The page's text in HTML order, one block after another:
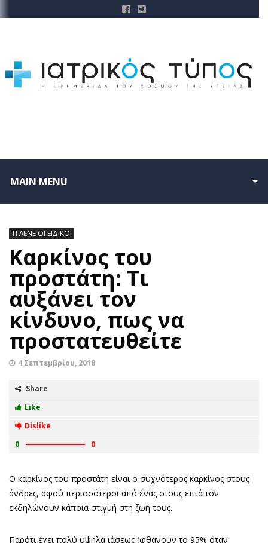
MAIN MENU
ΤΙ ΛΕΝΕ ΟΙ ΕΙΔΙΚΟΙ
Καρκίνος του
προστάτη: Τι
αυξάνει τον
κίνδυνο, πως να
προστατευθείτε
4 Σεπτεμβρίου, 2018
Share
Like
Dislike
0
0
Ο καρκίνος του προστάτη είναι ο συχνότερος καρκίνος στους
άνδρες, αφού περισσότεροι από ένας στους επτά τον
εκδηλώνουν κάποια στιγμή στη ζωή τους.
Παρότι έχει πολύ υψηλά ιάσεως (φθάνουν το 95% όταν